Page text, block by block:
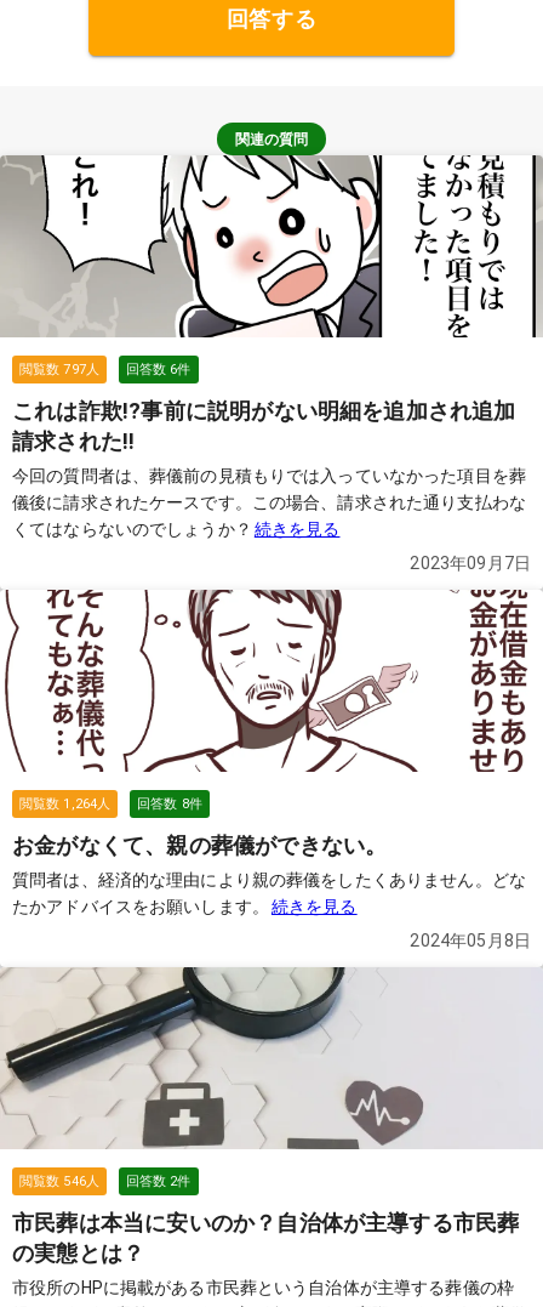
回答する
関連の質問
閲覧数797人 回答数 6件
これは詐欺!?事前に説明がない明細を追加され追加
請求された!!
今回の質問者は、葬儀前の見積もりでは入っていなかった項目を葬
儀後に請求されたケースです。この場合、請求された通り支払わな
くてはならないのでしょうか？ 続きを見る
2023年09月7日
閲覧数 1,264人 回答数 8件
お金がなくて、親の葬儀ができない。
質問者は、経済的な理由により親の葬儀をしたくありません。どな
たかアドバイスをお願いします。
続きを見る
2024年05月8日
閲覧数 546人 回答数 2件
市民葬は本当に安いのか？自治体が主導する市民葬
の実態とは？
市役所のHPに掲載がある市民葬という自治体が主導する葬儀の枠